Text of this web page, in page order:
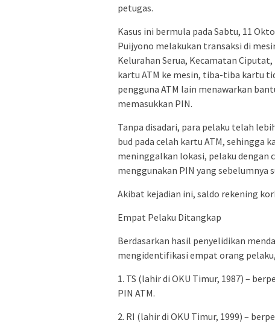
petugas.
Kasus ini bermula pada Sabtu, 11
Puijyono melakukan transaksi di
Kelurahan Serua, Kecamatan
kartu ATM ke mesin, tiba-tiba kartu
pengguna ATM lain menawarkan
memasukkan PIN.
Tanpa disadari, para pelaku telah
bud pada celah kartu ATM, sehingga
meninggalkan lokasi, pelaku
menggunakan PIN yang sebelumnya
Akibat kejadian ini, saldo rekening
Empat Pelaku Ditangkap
Berdasarkan hasil penyelidikan
mengidentifikasi empat orang
1. TS (lahir di OKU Timur, 1987) –
PIN ATM.
2. RI (lahir di OKU Timur, 1999) –